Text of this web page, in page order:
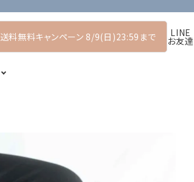
送料無料キャンペーン 8/9(日)23:59まで LINE
お友達